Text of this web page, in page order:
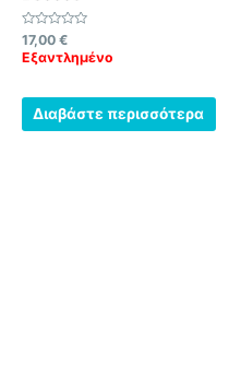
Βαθμολογήθηκε
με
0
17,00 €
Εξαντλημένο
Διαβάστε περισσότερα